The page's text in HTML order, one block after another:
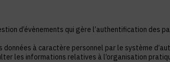
d’évènements qui gère l’authentification des
à caractère personnel par le système
les informations relatives à l’organisation